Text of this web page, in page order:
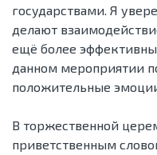
государствами. Я
делают
ещё более
данном мероприятии
положительные
В торжественной
приветственным